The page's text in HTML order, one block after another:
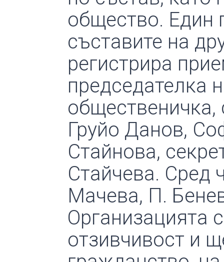
общество. Един
съставите на
регистрира
председателка
общественичка,
Груйо Данов,
Стайнова,
Стайчева. Сред
Мачева, П.
Организацията
отзивчивост и